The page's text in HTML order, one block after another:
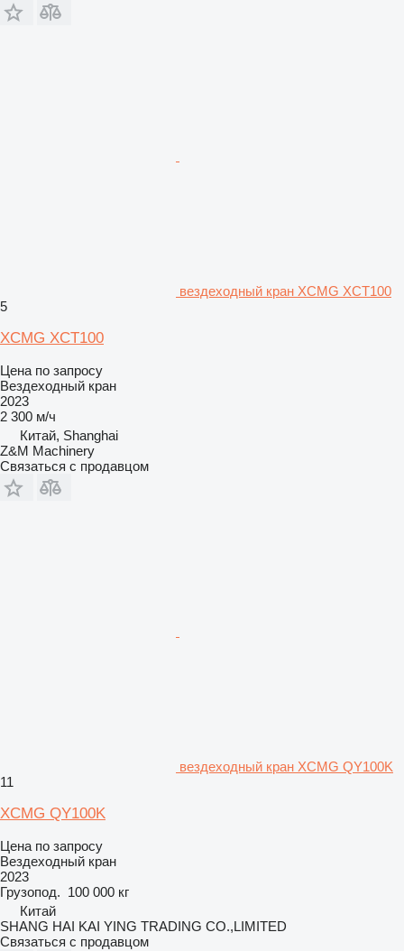
вездеходный кран XCMG XCT100
5
XCMG XCT100
Цена по запросу
Вездеходный кран
2023
2 300 м/ч
Китай, Shanghai
Z&M Machinery
Связаться с продавцом
вездеходный кран XCMG QY100K
11
XCMG QY100K
Цена по запросу
Вездеходный кран
2023
Грузопод. 100 000 кг
Китай
SHANG HAI KAI YING TRADING CO.,LIMITED
Связаться с продавцом